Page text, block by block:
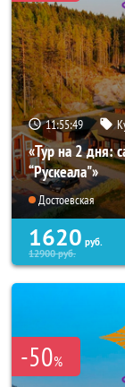
11:55:48
«Тур на 2 дня:
“Рускеала"»
Достоевская
1620 руб.
12900руб.
-50%